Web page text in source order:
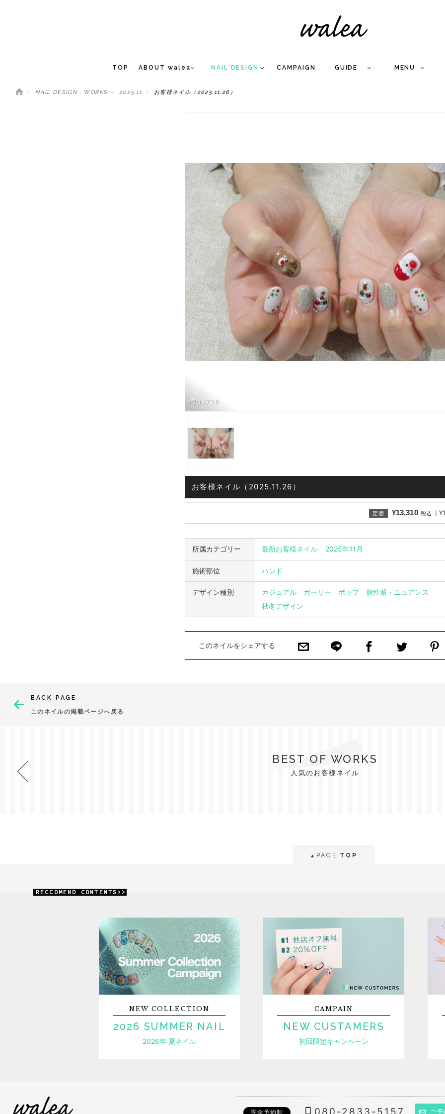
TOP ABOUT walea NAIL DESIGN CAMPAIGN GUIDE MENU
NAIL DESIGN : WORKS 2025.11 お客様ネイル（2025.11.26）
ID:14739
お客様ネイル（2025.11.26）
定価 ¥13,310 税込 [
所属カテゴリー 最新お客様ネイル 2025年11月
施術部位 ハンド
デザイン種別 カジュアル ガーリー ポップ
個性派・ニュアンス
秋冬デザイン
このネイルをシェアする
BACK PAGE
このネイルの掲載ページへ戻る
BEST OF WORKS
人気のお客様ネイル
▲ PAGE TOP
RECCOMEND CONTENTS>>
NEWCOLLECTION
2026 SUMMER NAIL
2026年 夏ネイル
CAMPAIN
NEW CUSTAMERS
初回限定キャンペーン
完全予約制 ご